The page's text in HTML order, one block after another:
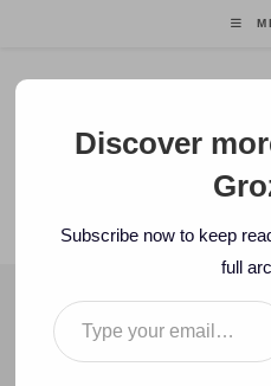
Florin
ENTREPRENEUR.
BLOG
2008 > July > 31 > Zi de zi
Discover
Subscribe now to keep
full
Type your email…